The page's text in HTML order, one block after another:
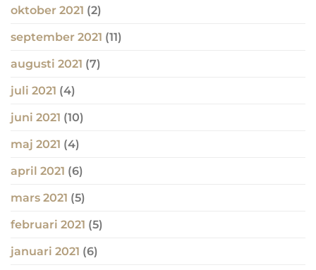
oktober 2021 (2)
september 2021 (11)
augusti 2021 (7)
juli 2021 (4)
juni 2021 (10)
maj 2021 (4)
april 2021 (6)
mars 2021 (5)
februari 2021 (5)
januari 2021 (6)